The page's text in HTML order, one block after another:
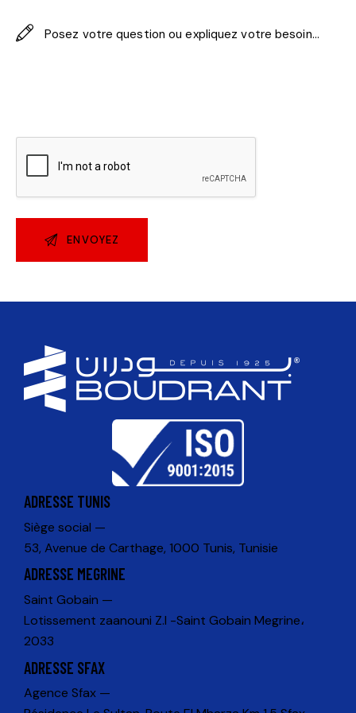
ADRESSE TUNIS
Siège social —
53, Avenue de Carthage, 1000 Tunis, Tunisie
ADRESSE MEGRINE
Saint Gobain —
Lotissement zaanouni Z.I -Saint Gobain Megrine،
2033
ADRESSE SFAX
Agence Sfax —